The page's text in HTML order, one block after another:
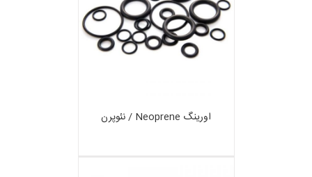
اورینگ Neoprene / نئوپرن